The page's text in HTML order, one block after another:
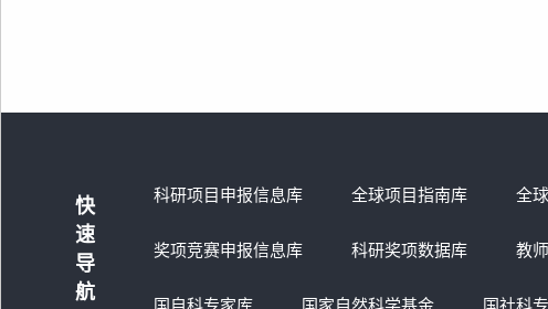
快
速
导
航
科研项目申报信息库 全球项目指南库 全
奖项竞赛申报信息库 科研奖项数据库 教
国自科专家库 国家自然科学基金 国社科